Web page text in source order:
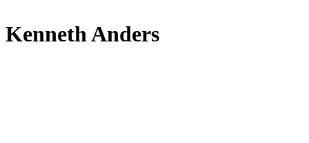
Kenneth Anders